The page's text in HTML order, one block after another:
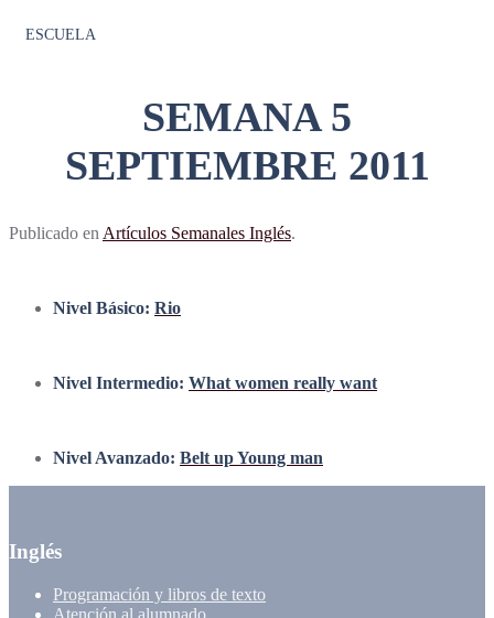
ESCUELA
SEMANA 5
SEPTIEMBRE 2011
Publicado en Artículos Semanales Inglés.
Nivel Básico: Rio
Nivel Intermedio: What women really want
Nivel Avanzado: Belt up Young man
Inglés
Programación y libros de texto
Atención al alumnado